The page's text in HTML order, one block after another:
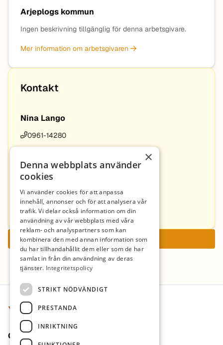
Arjeplogs kommun
Ingen beskrivning tillgänglig för denna arbetsgivare.
Mer information om arbetsgivaren
Kontakt
Nina Lango
0961-14280
0961-14282
Sveriges Lärare, Jeanette Ranfjäll
0961-14000
Ansök nu
Sidfot
Om oss
×
Denna webbplats använder
cookies
Vi använder cookies för att anpassa
innehåll, annonser och för att analysera vår
trafik. Vi delar också information om din
användning av vår webbplats med våra
reklam- och analyspartners som kan
kombinera den med annan information som
du har tillhandahållit dem eller som de har
samlat in från din användning av deras
tjänster. Integritetspolicy
STRIKT NÖDVÄNDIGT
PRESTANDA
INRIKTNING